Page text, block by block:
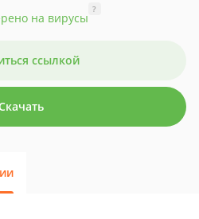
на вирусы
?
ссылкой